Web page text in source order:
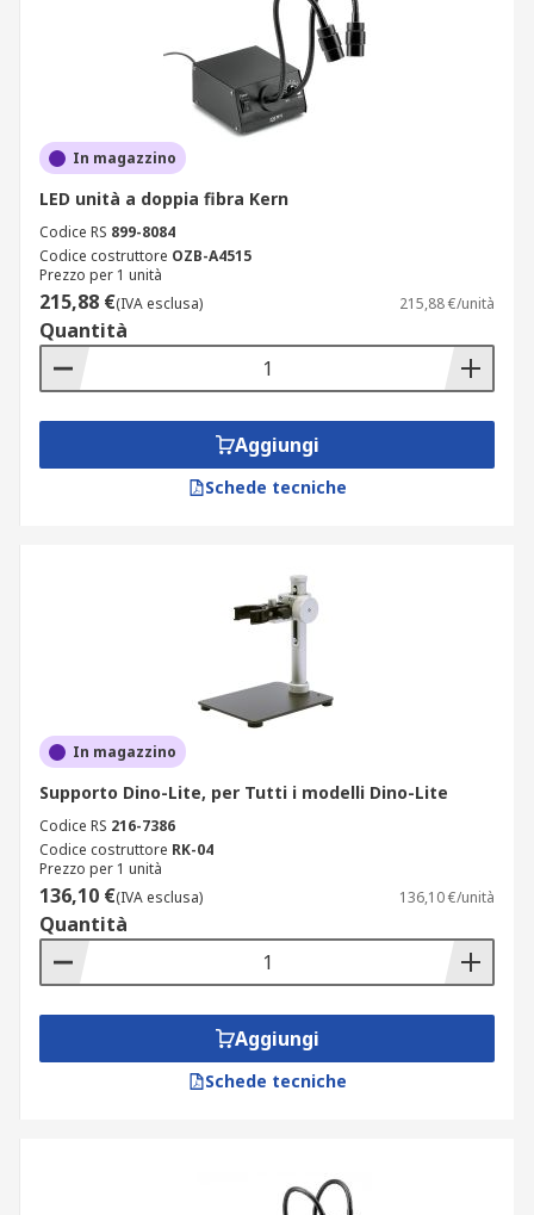
In magazzino
LED unità a doppia fibra Kern
Codice RS 899-8084
Codice costruttore OZB-A4515
Prezzo per 1 unità
215,88 €(IVA esclusa) 215,88 €/unità
Quantità
Aggiungi
Schede tecniche
In magazzino
Supporto Dino-Lite, per Tutti i modelli Dino-Lite
Codice RS 216-7386
Codice costruttore RK-04
Prezzo per 1 unità
136,10 €(IVA esclusa) 136,10 €/unità
Quantità
Aggiungi
Schede tecniche